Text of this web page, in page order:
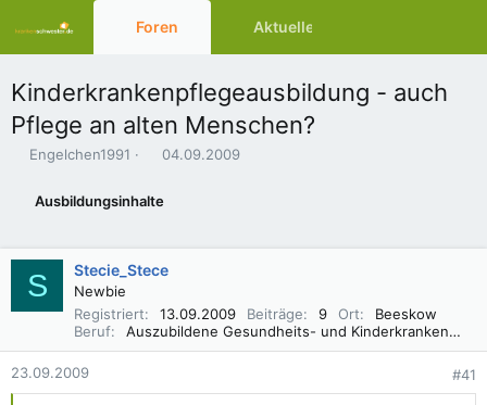
Foren Aktuelles
Kinderkrankenpflegeausbildung - auch
Pflege an alten Menschen?
E
l
e
r
Engelchen1991
E
t
l
l
a
m
04.09.2009
Ausbildungsinhalte
S Stecie_Stece
Newbie
Registriert
13.09.2009 Beiträge 9 Ort
Beeskow
Beruf
Auszubildene Gesundheits- und Kinderkrankenschwester
23.09.2009 #41